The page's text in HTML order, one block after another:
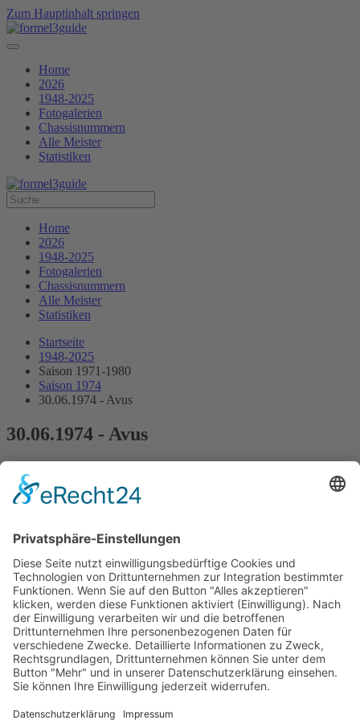
Zum Hauptinhalt springen
Home
2026
1948-2025
Fotogalerien
Chassisnummern
Alle Meister
Statistiken
Home
2026
1948-2025
Fotogalerien
Chassisnummern
Alle Meister
Statistiken
Startseite
1948-2025
Saison 1971-1980
Saison 1974
30.06.1974 - Avus
30.06.1974 - Avus
Streckenskizze Programmheft
Alle Ergebnisse:
Nennungsliste
Gesamtergebnis Zeittraining 1+2 Original Zeitnahme
Startaufstellung
Original Zeitnahme
Ergebnis Rennen
Original Zeitnahme